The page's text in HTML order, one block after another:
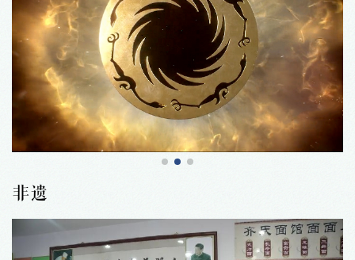
非遗